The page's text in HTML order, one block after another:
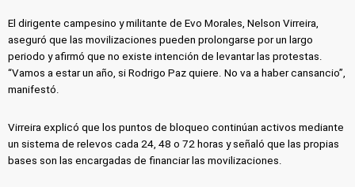
El dirigente campesino y militante de Evo Morales, Nelson Virreira,
aseguró que las movilizaciones pueden prolongarse por un largo
periodo y afirmó que no existe intención de levantar las protestas.
“Vamos a estar un año, si Rodrigo Paz quiere. No va a haber cansancio”,
manifestó.
Virreira explicó que los puntos de bloqueo continúan activos mediante
un sistema de relevos cada 24, 48 o 72 horas y señaló que las propias
bases son las encargadas de financiar las movilizaciones.